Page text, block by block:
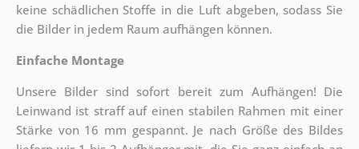
keine schädlichen Stoffe in die Luft abgeben, sodass Sie
die Bilder in jedem Raum aufhängen können.
Einfache Montage
Unsere Bilder sind sofort bereit zum Aufhängen! Die
Leinwand ist straff auf einen stabilen Rahmen mit einer
Stärke von 16 mm gespannt. Je nach Größe des Bildes